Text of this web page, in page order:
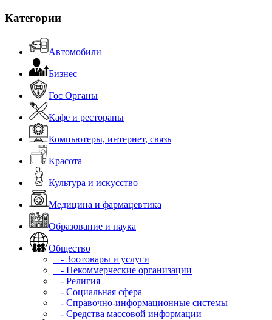
Категории
Автомобили
Бизнес
Гос Органы
Кафе и рестораны
Компьютеры, интернет, связь
Красота
Культура и искусство
Медицина и фармацевтика
Образование и наука
Общество
- Зоотовары и услуги
- Некоммерческие организации
- Религия
- Социальная сфера
- Справочно-информационные системы
- Средства массовой информации